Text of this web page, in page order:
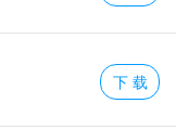
下 载